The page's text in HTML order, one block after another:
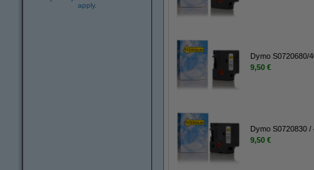
apply.
Dymo S0720680/
9,50 €
Dymo S0720830
9,50 €